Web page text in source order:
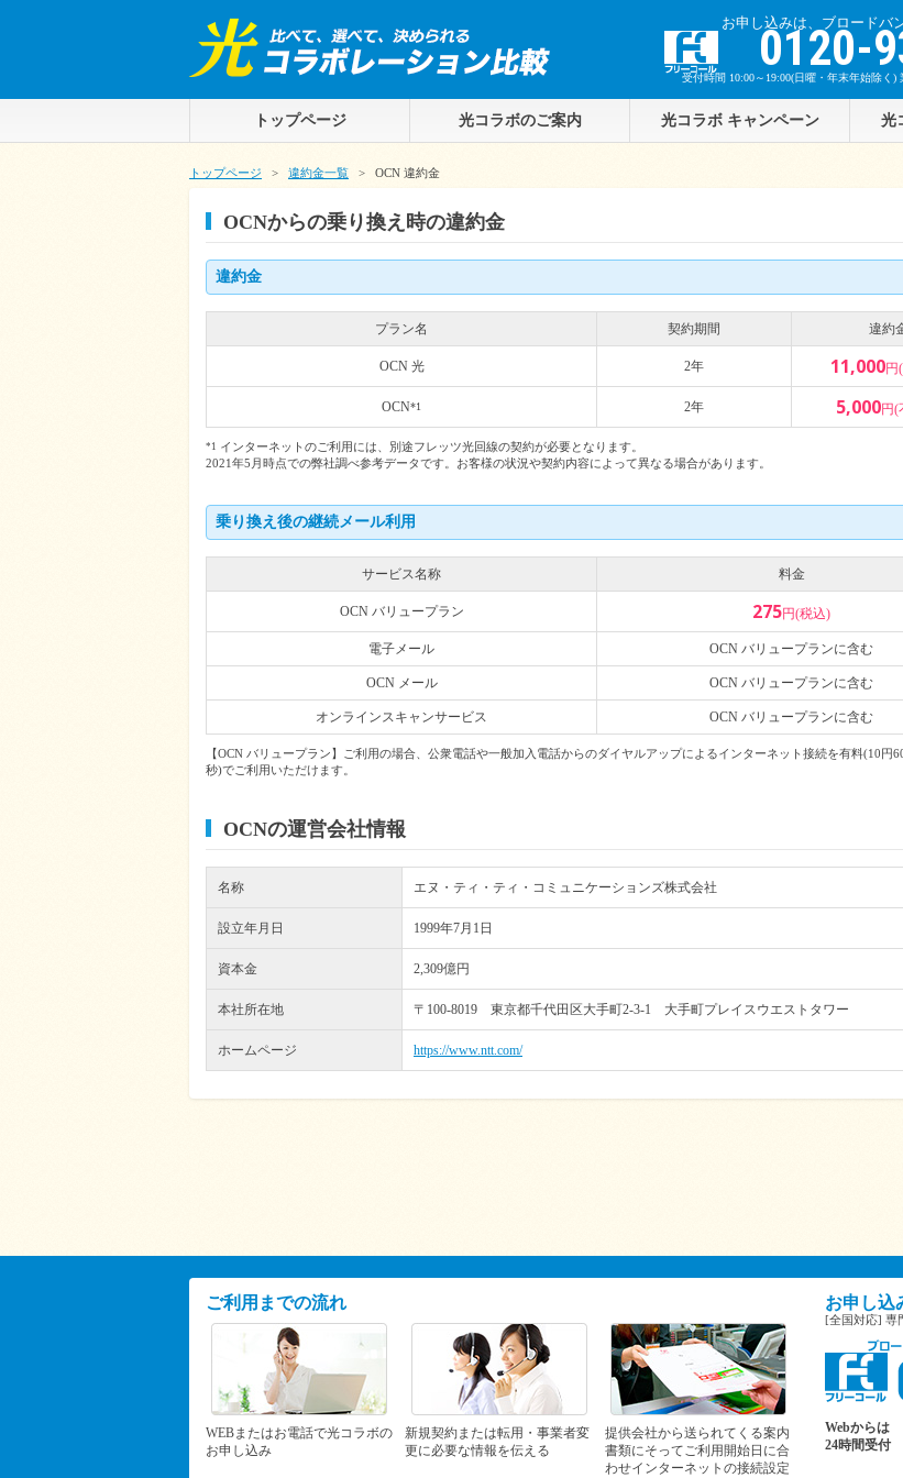
z お申し込みは、ブロードバ
0120-
受付時間 10:00～19:00(日曜・年末年始除く)
トップページ 光コラボのご案内 光コラボ キャンペーン 光
トップページ > 違約金一覧 > OCN 違約金
OCNからの乗り換え時の違約金
違約金
プラン名 契約期間 違約
OCN 光 2年 11,000円
OCN*1 2年 5,000円(
*1 インターネットのご利用には、別途フレッツ光回線の契約が必要となります。
2021年5月時点での弊社調べ参考データです。お客様の状況や契約内容によって異なる場合があります。
乗り換え後の継続メール利用
サービス名称 料金
OCN バリュープラン 275円(税込)
電子メール OCN バリュープランに含む
OCN メール OCN バリュープランに含む
オンラインスキャンサービス OCN バリュープランに含む
【OCN バリュープラン】ご利用の場合、公衆電話や一般加入電話からのダイヤルアップによるインターネット接続を有料(10円
秒)でご利用いただけます。
OCNの運営会社情報
名称 エヌ・ティ・ティ・コミュニケーションズ株式会社
設立年月日 1999年7月1日
資本金 2,309億円
本社所在地 〒100-8019 東京都千代田区大手町2-3-1 大手町プレイスウエストタワー
ホームページ https://www.ntt.com/
ご利用までの流れ
WEBまたはお電話で光コラボの
お申し込み
新規契約または転用・事業者変
更に必要な情報を伝える
提供会社から送られてくる案内
書類にそってご利用開始日に合
わせインターネットの接続設定
お申し込
[全国対応] 専
Webからは
24時間受付